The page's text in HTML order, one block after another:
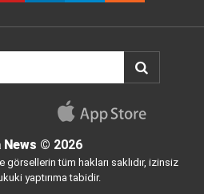
News © 2026
görsellerin tüm hakları saklıdır, izinsiz
yaptırıma tabidir.